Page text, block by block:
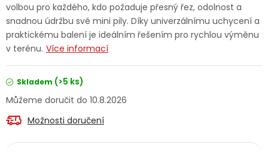
Servis nářadí Hodnocení obchodu
volbou pro každého, kdo požaduje přesný řez, odolnost a
snadnou údržbu své mini pily. Díky univerzálnímu uchycení a
praktickému balení je ideálním řešením pro rychlou výměnu
v terénu. Více informací
Skladem (>5 ks)
10.8.2026
Možnosti doručení